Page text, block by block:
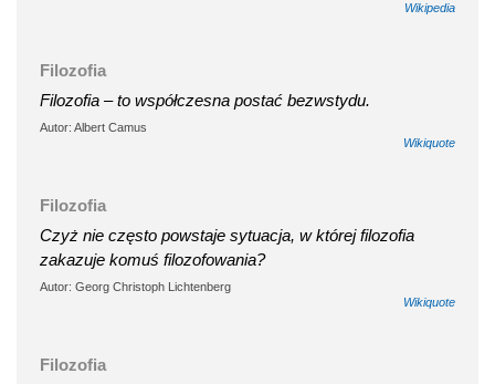
Wikipedia
Filozofia
Filozofia – to współczesna postać bezwstydu.
Autor: Albert Camus
Wikiquote
Filozofia
Czyż nie często powstaje sytuacja, w której filozofia
zakazuje komuś filozofowania?
Autor: Georg Christoph Lichtenberg
Wikiquote
Filozofia